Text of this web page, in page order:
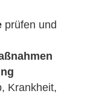
prüfen und
Krankheit,